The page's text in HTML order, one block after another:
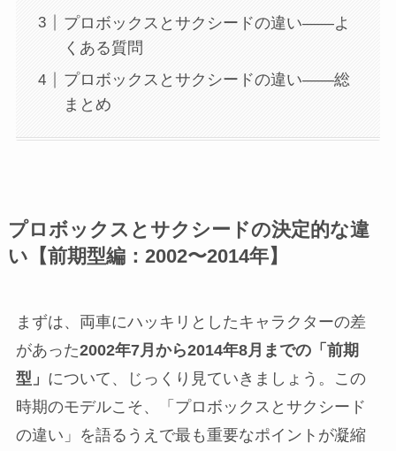
プロボックスとサクシードの違い——よ
くある質問
プロボックスとサクシードの違い——総
まとめ
プロボックスとサクシードの決定的な違
い【前期型編：2002〜2014年】
まずは、両車にハッキリとしたキャラクターの差
があった2002年7月から2014年8月までの「前期
型」 について、じっくり見ていきましょう。この
時期のモデルこそ、「プロボックスとサクシード
の違い」を語るうえで最も重要なポイントが凝縮